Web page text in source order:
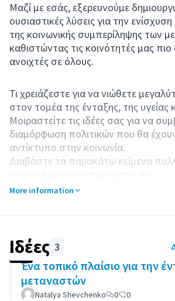
Μαζί με εσάς, εξερευνούμε
ουσιαστικές λύσεις για την
της κοινωνικής συμπερίληψης των
καθιστώντας τις κοινότητές μας πιο
ανοιχτές σε όλους.
Τι χρειάζεστε για να νιώθετε
στον τομέα της ένταξης, της υγείας
Μοιραστείτε τις ιδέες σας για να
διαμόρφωση πολιτικών που θα
αντίκτυπο στην κοινωνία.
Διαβάστε τα παρακάτω κείμενα
Πώς ένα πλαίσιο αστικής ένταξης
Τοπική στέγαση για όλους
More information
Ιδέες 3
Ένα τοπικό πλαίσιο για την
μεταναστών
Natalya Shevchenko 0 0